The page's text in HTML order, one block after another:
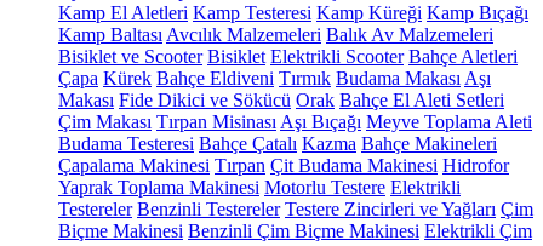
Kamp El Aletleri Kamp Testeresi Kamp Küreği Kamp Bıçağı
Kamp Baltası Avcılık Malzemeleri Balık Av Malzemeleri
Bisiklet ve Scooter Bisiklet Elektrikli Scooter Bahçe Aletleri
Çapa Kürek Bahçe Eldiveni Tırmık Budama Makası Aşı
Makası Fide Dikici ve Sökücü Orak Bahçe El Aleti Setleri
Çim Makası Tırpan Misinası Aşı Bıçağı Meyve Toplama Aleti
Budama Testeresi Bahçe Çatalı Kazma Bahçe Makineleri
Çapalama Makinesi Tırpan Çit Budama Makinesi Hidrofor
Yaprak Toplama Makinesi Motorlu Testere Elektrikli
Testereler Benzinli Testereler Testere Zincirleri ve Yağları Çim
Biçme Makinesi Benzinli Çim Biçme Makinesi Elektrikli Çim